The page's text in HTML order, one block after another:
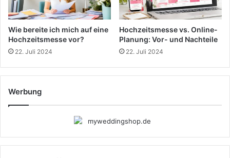
Für Brautpaare, die nachInspirationund Unterstützung
suchen, sind Hochzeitsmessen ideal. Sie bieten viele
Möglichkeiten, sich über Trends zu informieren und von
helfen, die perfekte Hochzeitskleider, Dekoration und
Catering zu finden. Die Beratung der Aussteller hilft,
individuelle Lösungen für die Hochzeit zu finden.
Die Messe bietet viele Inspirationen. Paare können sich
Wie bereite ich mich auf eine
Hochzeitsmesse vor?
22. Juli 2024
Hochzeitsmesse vs. Online-
Planung: Vor- und Nachteile
22. Juli 2024
Werbung